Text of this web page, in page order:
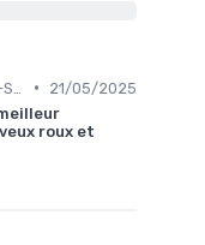
•
21/05/2025
roux et